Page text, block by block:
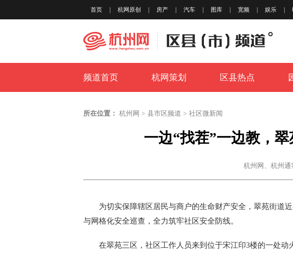
首页 杭网原创 房产 汽车 图库 宽频 娱乐
频道首页 杭网策划 区县热点
所在位置： 杭州网 > 县市区频道 > 社区微新闻
一边“找茬”一边教，
杭州网、杭州通
为切实保障辖区居民与商户的生命财产安全，翠苑街道
与网格化安全巡查，全力筑牢社区安全防线。
在翠苑三区，社区工作人员来到位于宋江印3楼的一处